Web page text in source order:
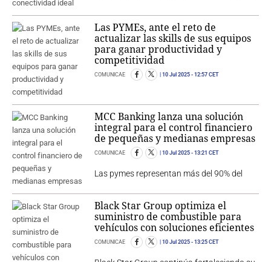
Las PYMEs, ante el reto de
actualizar las skills de sus equipos
para ganar productividad y
competitividad
COMUNICAE 10 Jul 2025 - 12:57 CET
MCC Banking lanza una solución
integral para el control financiero
de pequeñas y medianas empresas
COMUNICAE 10 Jul 2025 - 13:21 CET
Las pymes representan más del 90% del
Black Star Group optimiza el
suministro de combustible para
vehículos con soluciones eficientes
COMUNICAE 10 Jul 2025 - 13:25 CET